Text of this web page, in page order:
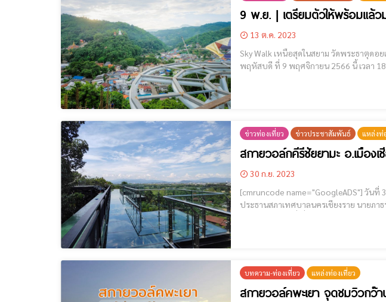
9 พ.ย. | เตรียมตัวให้พร้อมแล้
13 ต.ค. 2023
Sky Walk เหนือสุดในสยาม วัดพระธาตุดอยเวา เตรียมตัวให้พร้อมแล้วมาพบกับ สกายวอล์คน้องใหม่ เหนือสุดในสยาม วัดพระธาตุดอย
พฤหัสบดี ที่ 9 พฤศจิกายน 2566 นี้ เวลา 18.09 น. [cmruncode name="GoogleADS-text"] วันแรกเปิดให้เข้าชม ฟรี!! . อัตราค่
ข่าวท่องเที่ยว ข่าวประชาสัมพันธ์ แหล่งท่
สกายวอล์กคีรีชัยยามะ อ.เมืองเ
30 ก.ย. 2023
[cmruncode name="GoogleADS"] วันที่ 30 กันยายน 2566 นายวันชัย จงสุทธานามณี นายกเทศมนตรีนครเชียงราย นายสมศักดิ์ เวียงโอสถ
ประธานสภาเทศบาลนครเชียงราย นายภ
บทความ-ท่องเที่ยว แหล่งท่องเที่ยว
สกายวอล์คพะเยา จุดชมวิวกว๊